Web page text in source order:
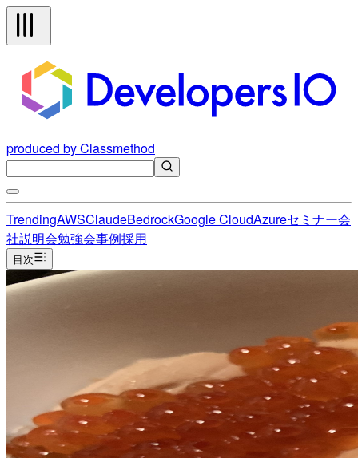
produced by Classmethod
TrendingAWSClaudeBedrockGoogle CloudAzureセミナー会
社説明会勉強会事例採用
目次